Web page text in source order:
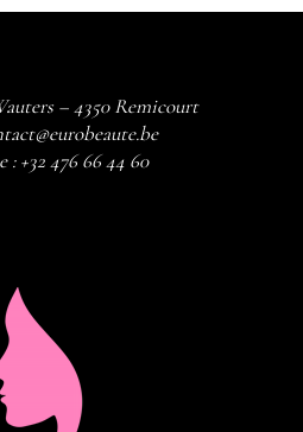
– 4350 Remicourt
:+32 476 66 44 60